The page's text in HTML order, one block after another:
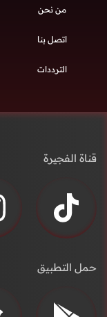
من نحن
اتصل بنا
الترددات
قناة الفجيرة
حمل التطبيق